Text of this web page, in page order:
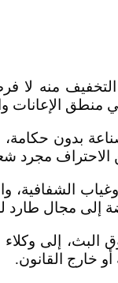
التخفيف منه
الإعانات
بدون
الاحتراف مجرد
الشفافية،
إلى مجال طارد
إلى وكلاء
خارج القانون.